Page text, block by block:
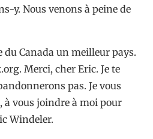
y. Nous venons à peine de
du Canada un meilleur pays.
Merci, cher Eric. Je te
pas. Je vous
à vous joindre à moi pour
Windeler.